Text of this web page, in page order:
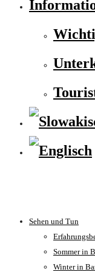
Sehen und Tun
Sommer in
Winter in